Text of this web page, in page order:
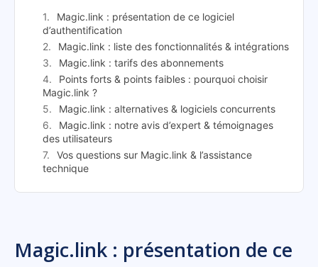
Magic.link : présentation de ce logiciel
d’authentification
Magic.link : liste des fonctionnalités & intégrations
Magic.link : tarifs des abonnements
Points forts & points faibles : pourquoi choisir
Magic.link ?
Magic.link : alternatives & logiciels concurrents
Magic.link : notre avis d’expert & témoignages
des utilisateurs
Vos questions sur Magic.link & l’assistance
technique
Magic.link : présentation de ce